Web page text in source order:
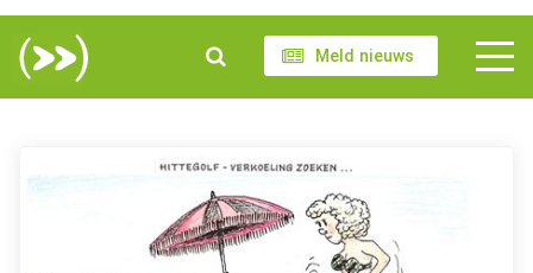
Meld nieuws